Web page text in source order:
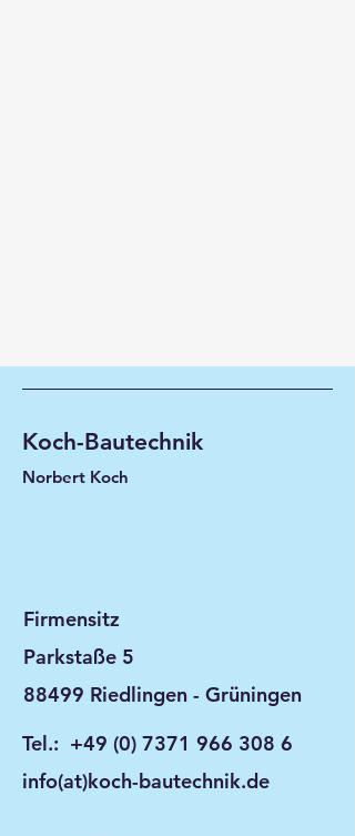
Koch-Bautechnik
Norbert Koch
Firmensitz
Parkstaße 5
88499 Riedlingen - Grüningen
Tel.: +49 (0) 7371 966 308 6
info(at)koch-bautechnik.de